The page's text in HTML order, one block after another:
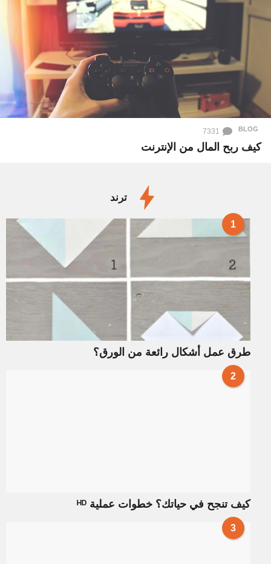
BLOG
7331
كيف ربح المال من الإنترنت
ترند
1
طرق عمل أشكال رائعة من الورق؟
2
كيف تنجح في حياتك؟ خطوات عملية ᴴᴰ
3